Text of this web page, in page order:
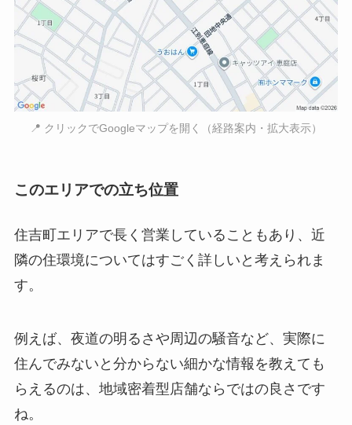
📍 クリックでGoogleマップを開く（経路案内・拡大表示）
このエリアでの立ち位置
住吉町エリアで長く営業していることもあり、近
隣の住環境についてはすごく詳しいと考えられま
す。
例えば、夜道の明るさや周辺の騒音など、実際に
住んでみないと分からない細かな情報を教えても
らえるのは、地域密着型店舗ならではの良さです
ね。